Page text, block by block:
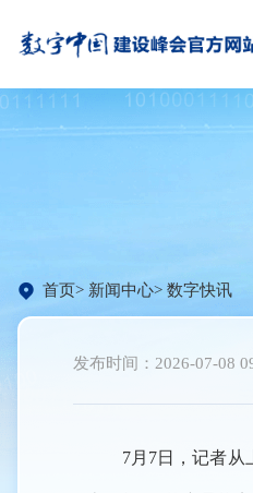
首页 新闻中心 数字快讯
发布时间：2026-07-08
7月7日，记者从